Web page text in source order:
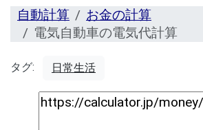
自動計算
お金の計算
電気自動車の電気代計算
タグ: 日常生活